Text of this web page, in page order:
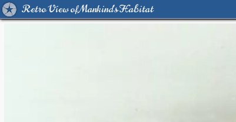
Retro View of Mankind's Habitat